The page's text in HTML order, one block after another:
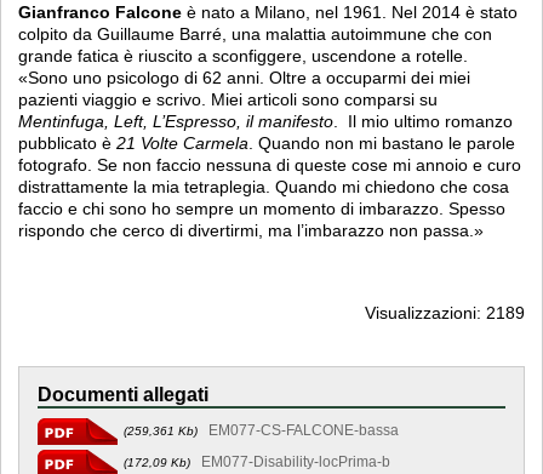
Gianfranco Falcone è nato a Milano, nel 1961. Nel 2014 è stato
colpito da Guillaume Barré, una malattia autoimmune che con
grande fatica è riuscito a sconfiggere, uscendone a rotelle.
«Sono uno psicologo di 62 anni. Oltre a occuparmi dei miei
pazienti viaggio e scrivo. Miei articoli sono comparsi su
Mentinfuga ,Left,L’Espresso ,il manifesto . Il mio ultimo romanzo
pubblicato è21 Volte Carmela . Quando non mi bastano le parole
fotografo. Se non faccio nessuna di queste cose mi annoio e curo
distrattamente la mia tetraplegia. Quando mi chiedono che cosa
faccio e chi sono ho sempre un momento di imbarazzo. Spesso
rispondo che cerco di divertirmi, ma l’imbarazzo non passa.»
Visualizzazioni: 2189
Documenti allegati
(259,361 Kb) EM077-CS-FALCONE-bassa
(172,09 Kb) EM077-Disability-locPrima-b